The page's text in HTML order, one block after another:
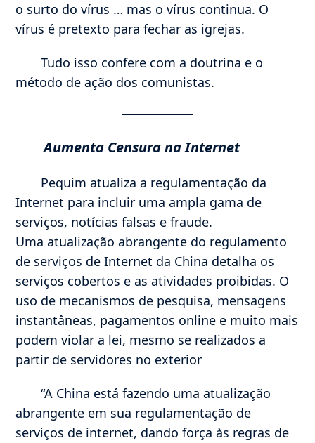
o surto do vírus … mas o vírus continua. O
vírus é pretexto para fechar as igrejas.
Tudo isso confere com a doutrina e o
método de ação dos comunistas.
Aumenta Censura na Internet
Pequim atualiza a regulamentação da
Internet para incluir uma ampla gama de
serviços, notícias falsas e fraude.
Uma atualização abrangente do regulamento
de serviços de Internet da China detalha os
serviços cobertos e as atividades proibidas. O
uso de mecanismos de pesquisa, mensagens
instantâneas, pagamentos online e muito mais
podem violar a lei, mesmo se realizados a
partir de servidores no exterior
“A China está fazendo uma atualização
abrangente em sua regulamentação de
serviços de internet, dando força às regras de